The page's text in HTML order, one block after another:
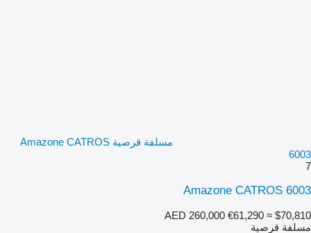
مسلفة قرصية Amazone CATROS
6003
7
Amazone CATROS 6003
AED 260,000 €61,290 ≈ $70,810
مسلفة قرصية